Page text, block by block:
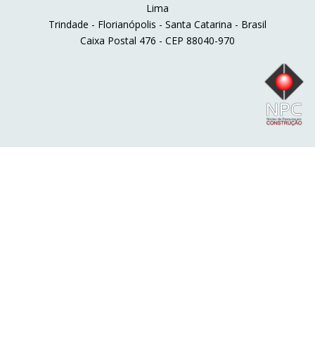
Lima
Trindade - Florianópolis - Santa Catarina - Brasil
Caixa Postal 476 - CEP 88040-970